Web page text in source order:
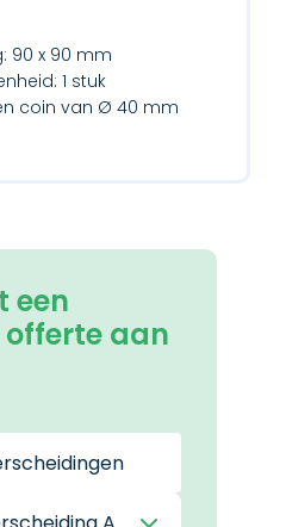
90 x 90 mm
1 stuk
coin van Ø 40 mm
een
aan